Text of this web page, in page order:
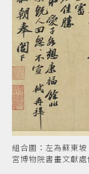
組合圖：左為蘇東
宮博物院書畫文獻處